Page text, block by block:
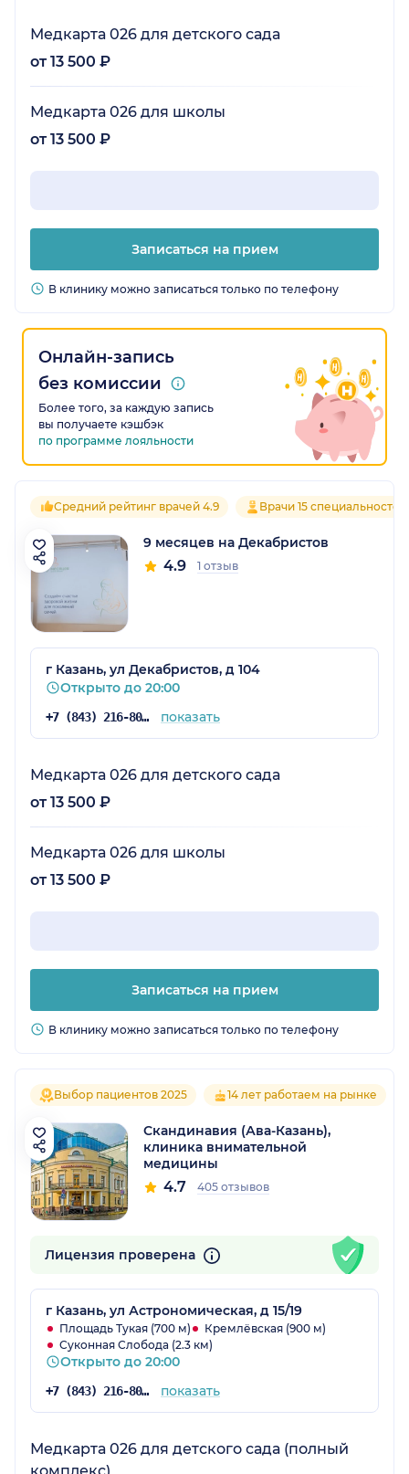
Медкарта 026 для детского сада
от 13 500 ₽
Медкарта 026 для школы
от 13 500 ₽
Записаться на прием
В клинику можно записаться только по телефону
Онлайн-запись
без комиссии
Более того, за каждую запись
вы получаете кэшбэк
по программе лояльности
Средний рейтинг врачей 4.9 Врачи 15 специальностей
9 месяцев на Декабристов
4.9 1 отзыв
г Казань, ул Декабристов, д 104
Открыто до 20:00
+7 (843) 216-80-23 показать
Медкарта 026 для детского сада
от 13 500 ₽
Медкарта 026 для школы
от 13 500 ₽
Записаться на прием
В клинику можно записаться только по телефону
Выбор пациентов 2025 14 лет работаем на рынке
Скандинавия (Ава-Казань),
клиника внимательной
медицины
4.7 405 отзывов
Лицензия проверена
г Казань, ул Астрономическая, д 15/19
Площадь Тукая (700 м)
Кремлёвская (900 м)
Суконная Слобода (2.3 км)
Открыто до 20:00
+7 (843) 216-80-34 показать
Медкарта 026 для детского сада (полный